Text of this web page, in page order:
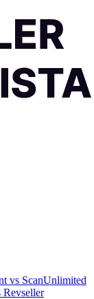
vs ScanUnlimited
Revseller